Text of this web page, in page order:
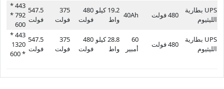
UPS بطارية
الليثيوم
480 فولت 40Ah
19.2 كيلو
واط
480
فولت
375
فولت
547.5
فولت
443 *
792 *
600
UPS بطارية
الليثيوم
480 فولت
60
أمبير
28.8 كيلو
واط
480
فولت
375
فولت
547.5
فولت
443 *
1320
* 600